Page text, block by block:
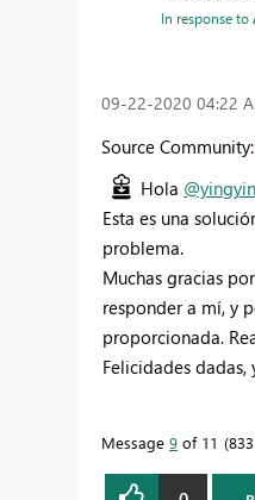
In response to
‎09-22-2020 04:22
Source Community:
Hola
Esta es una
problema.
Muchas gracias
responder a mí, y
proporcionada.
Felicidades dadas,
Message 9 of 11